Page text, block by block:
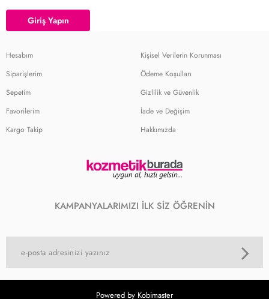
Giriş Yapın
Hesabım
Siparişlerim
Sepetim
Favorilerim
Kargo Takip
Kişisel Verilerin Korunması
Ödeme Koşulları
Gizlilik ve Güvenlik
İade ve Değişim
Hakkımızda
KAMPANYALARIMIZI İLK SİZ ÖĞRENİN
Powered by Kobimaster